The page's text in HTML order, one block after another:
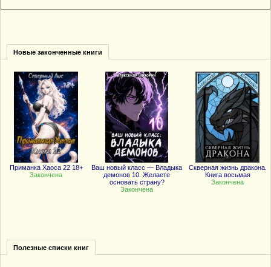
Новые законченные книги
Приманка Хаоса 22 18+
Закончена
Ваш новый класс — Владыка
демонов 10. Желаете
основать страну?
Закончена
Скверная жизнь дракона.
Книга восьмая
Закончена
Полезные списки книг